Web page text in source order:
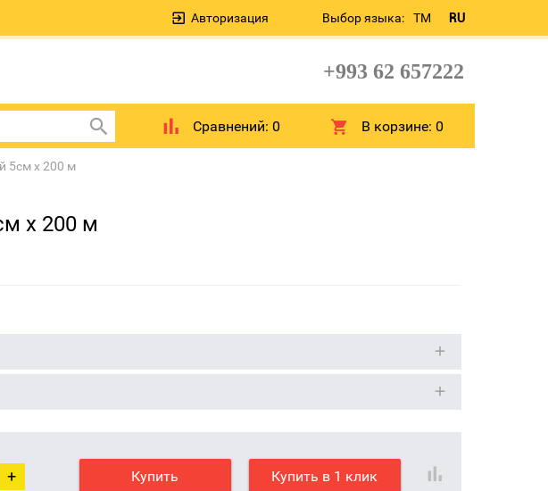
Выбор языка: TM RU
Авторизация
+993 62 657222
Сравнений: 0 В корзине:0
5см х 200 м
х 200 м
+ Купить Купить в 1 клик